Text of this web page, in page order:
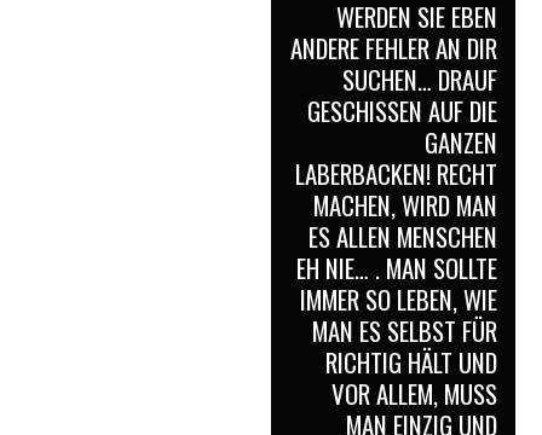
ERDEN SIE EBEN A
NDERE FEHLER AN DIR S
UCHEN… DRAUF G
ESCHISSEN AUF DIE G
ANZEN L
ABERBACKEN! RECHT M
ACHEN, WIRD MAN E
S ALLEN MENSCHEN E
H NIE… . MAN SOLLTE I
MMER SO LEBEN, WIE M
AN ES SELBST FÜR R
ICHTIG HÄLT UND V
OR ALLEM, MUSS M
AN EINZIG UND A